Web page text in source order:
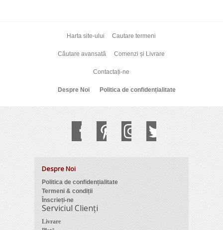
Harta site-ului Cautare termeni
Căutare avansată Comenzi și Livrare
Contactați-ne
Despre Noi Politica de confidențialitate
Despre Noi
Politica de confidențialitate
Termeni & condiții
Înscrieți-ne
Serviciul Clienți
Livrare